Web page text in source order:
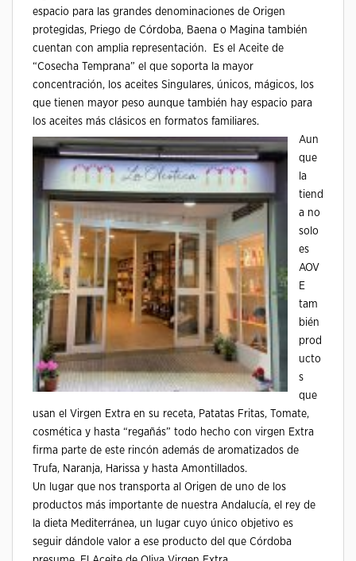
espacio para las grandes denominaciones de Origen
protegidas, Priego de Córdoba, Baena o Magina también
cuentan con amplia representación. Es el Aceite de
“Cosecha Temprana” el que soporta la mayor
concentración, los aceites Singulares, únicos, mágicos, los
que tienen mayor peso aunque también hay espacio para
los aceites más clásicos en formatos familiares.
Aun
que
la
tiend
a no
solo
es
AOV
E
tam
bién
prod
ucto
s
que
usan el Virgen Extra en su receta, Patatas Fritas, Tomate,
cosmética y hasta “regañás” todo hecho con virgen Extra
firma parte de este rincón además de aromatizados de
Trufa, Naranja, Harissa y hasta Amontillados.
Un lugar que nos transporta al Origen de uno de los
productos más importante de nuestra Andalucía, el rey de
la dieta Mediterránea, un lugar cuyo único objetivo es
seguir dándole valor a ese producto del que Córdoba